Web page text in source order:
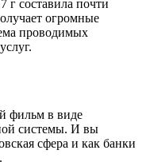
г составила почти
огромные
проводимых
фильм в виде
системы. И вы
сфера и как банки